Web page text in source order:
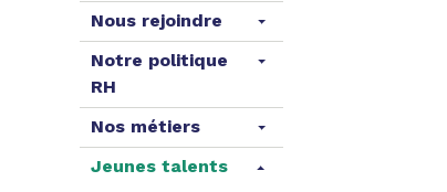
Nous rejoindre
Notre politique
RH
Nos métiers
Jeunes talents